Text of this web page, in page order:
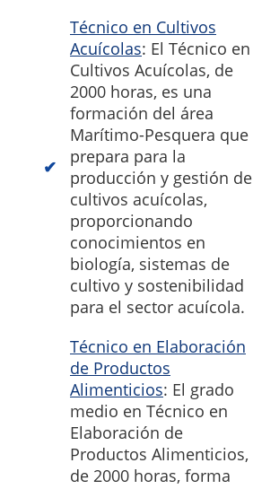
Técnico en Cultivos
Acuícolas: El Técnico en
Cultivos Acuícolas, de
2000 horas, es una
formación del área
Marítimo-Pesquera que
prepara para la
producción y gestión de
cultivos acuícolas,
proporcionando
conocimientos en
biología, sistemas de
cultivo y sostenibilidad
para el sector acuícola.
Técnico en Elaboración
de Productos
Alimenticios: El grado
medio en Técnico en
Elaboración de
Productos Alimenticios,
de 2000 horas, forma